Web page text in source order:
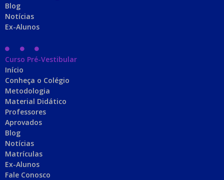
Blog
Notícias
Ex-Alunos
Curso Pré-Vestibular
Início
Conheça o Colégio
Metodologia
Material Didático
Professores
Aprovados
Blog
Notícias
Matrículas
Ex-Alunos
Fale Conosco